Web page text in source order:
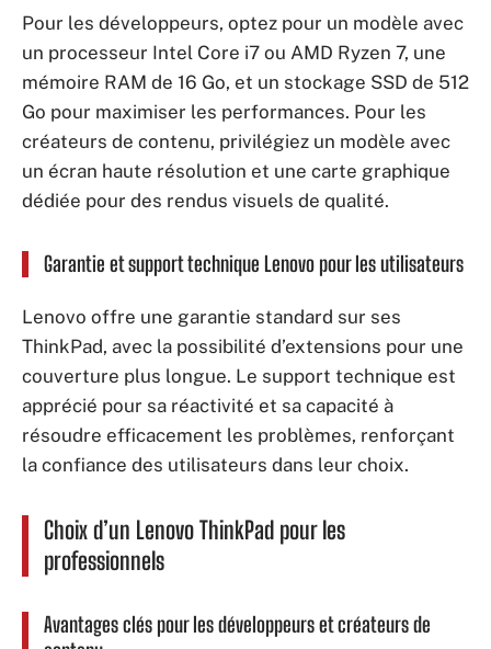
Pour les développeurs, optez pour un modèle avec
un processeur Intel Core i7 ou AMD Ryzen 7, une
mémoire RAM de 16 Go, et un stockage SSD de 512
Go pour maximiser les performances. Pour les
créateurs de contenu, privilégiez un modèle avec
un écran haute résolution et une carte graphique
dédiée pour des rendus visuels de qualité.
Garantie et support technique Lenovo pour les utilisateurs
Lenovo offre une garantie standard sur ses
ThinkPad, avec la possibilité d’extensions pour une
couverture plus longue. Le support technique est
apprécié pour sa réactivité et sa capacité à
résoudre efficacement les problèmes, renforçant
la confiance des utilisateurs dans leur choix.
Choix d’un Lenovo ThinkPad pour les
professionnels
Avantages clés pour les développeurs et créateurs de